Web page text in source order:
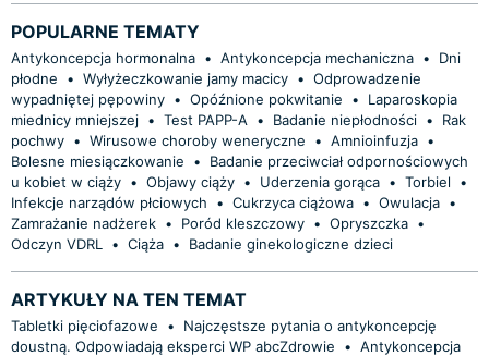
POPULARNE TEMATY
Antykoncepcja hormonalna • Antykoncepcja mechaniczna •
Dni
płodne
• Wyłyżeczkowanie jamy macicy • Odprowadzenie
wypadniętej pępowiny • Opóźnione pokwitanie •
Laparoskopia
miednicy mniejszej • Test PAPP-A • Badanie niepłodności •
Rak
pochwy • Wirusowe choroby weneryczne • Amnioinfuzja •
Bolesne miesiączkowanie
•
Badanie przeciwciał odpornościowych
u kobiet w ciąży • Objawy ciąży • Uderzenia gorąca • Torbiel
•
Infekcje narządów płciowych
• Cukrzyca ciążowa • Owulacja •
Zamrażanie nadżerek • Poród kleszczowy • Opryszczka •
Odczyn VDRL
• Ciąża • Badanie ginekologiczne dzieci
ARTYKUŁY NA TEN TEMAT
Tabletki pięciofazowe •
Najczęstsze pytania o antykoncepcję
doustną. Odpowiadają eksperci WP abcZdrowie
• Antykoncepcja